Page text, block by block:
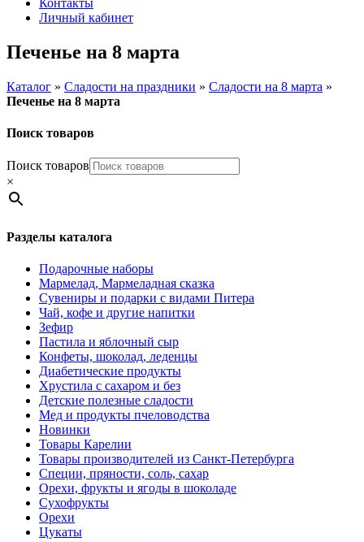
Контакты
Личный кабинет
Печенье на 8 марта
Каталог » Сладости на праздники » Сладости на 8 марта »
Печенье на 8 марта
Поиск товаров
Поиск товаров
×
Разделы каталога
Подарочные наборы
Мармелад, Мармеладная сказка
Сувениры и подарки с видами Питера
Чай, кофе и другие напитки
Зефир
Пастила и яблочный сыр
Конфеты, шоколад, леденцы
Диабетические продукты
Хрустила с сахаром и без
Детские полезные сладости
Мед и продукты пчеловодства
Новинки
Товары Карелии
Товары производителей из Санкт-Петербурга
Специи, пряности, соль, сахар
Орехи, фрукты и ягоды в шоколаде
Сухофрукты
Орехи
Цукаты